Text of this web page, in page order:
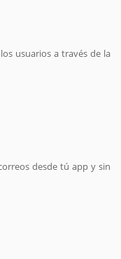
usuarios a través de la
desde tú app y sin